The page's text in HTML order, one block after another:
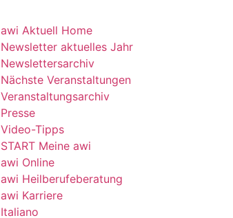
awi Aktuell Home
Newsletter aktuelles Jahr
Newslettersarchiv
Nächste Veranstaltungen
Veranstaltungsarchiv
Presse
Video-Tipps
START Meine awi
awi Online
awi Heilberufeberatung
awi Karriere
Italiano